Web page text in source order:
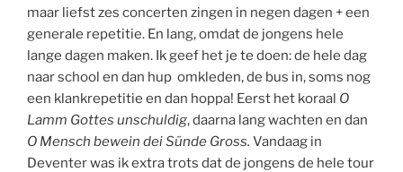
maar liefst zes concerten zingen in negen dagen + een
generale repetitie. En lang, omdat de jongens hele
lange dagen maken. Ik geef het je te doen: de hele dag
naar school en dan hup omkleden, de bus in, soms nog
een klankrepetitie en dan hoppa! Eerst het koraal O
Lamm Gottes unschuldig, daarna lang wachten en dan
O Mensch bewein dei Sünde Gross. Vandaag in
Deventer was ik extra trots dat de jongens de hele tour